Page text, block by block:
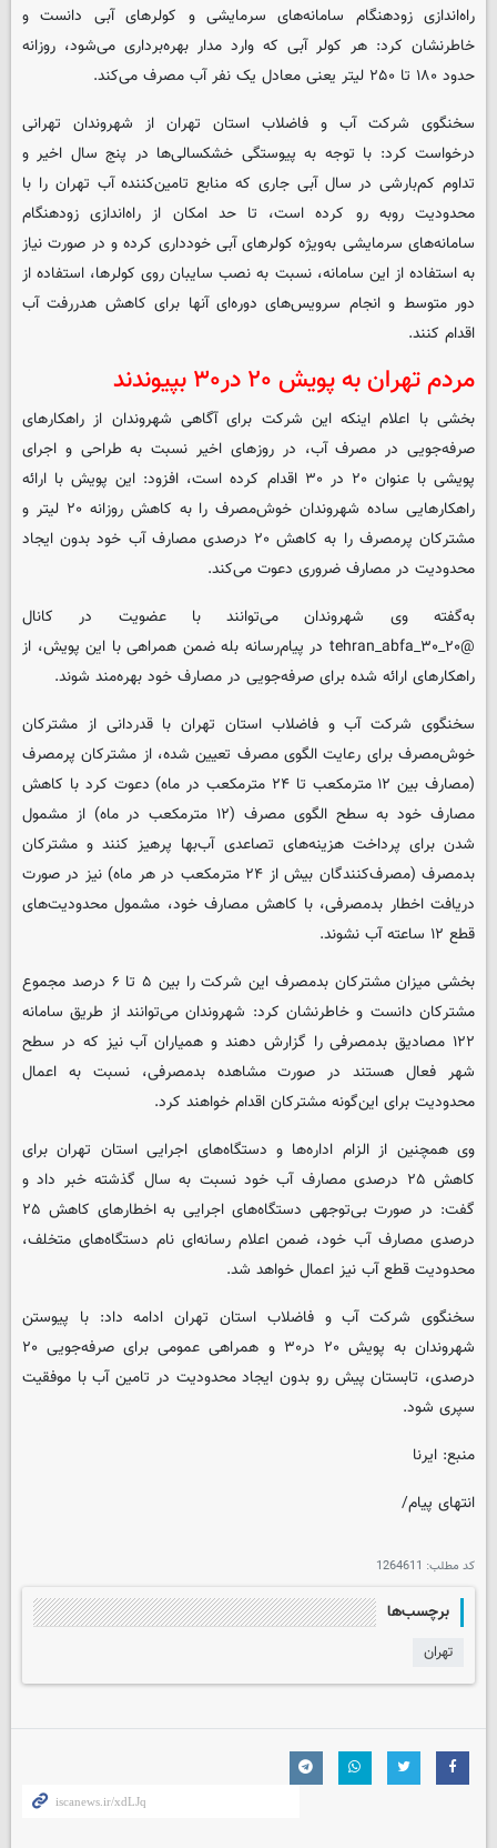
راه‌اندازی زودهنگام سامانه‌های سرمایشی و کولرهای آبی دانست و
خاطرنشان کرد: هر کولر آبی که وارد مدار بهره‌برداری می‌شود، روزانه
حدود ۱۸۰ تا ۲۵۰ لیتر یعنی معادل یک نفر آب مصرف می‌کند.
سخنگوی شرکت آب و فاضلاب استان تهران از شهروندان تهرانی
درخواست کرد: با توجه به پیوستگی خشکسالی‌ها در پنج سال اخیر و
تداوم کم‌بارشی در سال آبی جاری که منابع تامین‌کننده آب تهران را با
محدودیت روبه رو کرده است، تا حد امکان از راه‌اندازی زودهنگام
سامانه‌های سرمایشی به‌ویژه کولرهای آبی خودداری کرده و در صورت نیاز
به استفاده از این سامانه، نسبت به نصب سایبان روی کولرها، استفاده از
دور متوسط و انجام سرویس‌های دوره‌ای آنها برای کاهش هدررفت آب
اقدام کنند.
مردم تهران به پویش ۲۰ در۳۰ بپیوندند
بخشی با اعلام اینکه این شرکت برای آگاهی شهروندان از راهکارهای
صرفه‌جویی در مصرف آب، در روزهای اخیر نسبت به طراحی و اجرای
پویشی با عنوان ۲۰ در ۳۰ اقدام کرده است، افزود: این پویش با ارائه
راهکارهایی ساده شهروندان خوش‌مصرف را به کاهش روزانه ۲۰ لیتر و
مشترکان پرمصرف را به کاهش ۲۰ درصدی مصارف آب خود بدون ایجاد
محدودیت در مصارف ضروری دعوت می‌کند.
به‌گفته وی شهروندان می‌توانند با عضویت در کانال
@۲۰_۳۰_tehran_abfa در پیام‌رسانه بله ضمن همراهی با این پویش، از
راهکارهای ارائه شده برای صرفه‌جویی در مصارف خود بهره‌مند شوند.
سخنگوی شرکت آب و فاضلاب استان تهران با قدردانی از مشترکان
خوش‌مصرف برای رعایت الگوی مصرف تعیین شده، از مشترکان پرمصرف
(مصارف بین ۱۲ مترمکعب تا ۲۴ مترمکعب در ماه) دعوت کرد با کاهش
مصارف خود به سطح الگوی مصرف (۱۲ مترمکعب در ماه) از مشمول
شدن برای پرداخت هزینه‌های تصاعدی آب‌بها پرهیز کنند و مشترکان
بدمصرف (مصرف‌کنندگان بیش از ۲۴ مترمکعب در هر ماه) نیز در صورت
دریافت اخطار بدمصرفی، با کاهش مصارف خود، مشمول محدودیت‌های
قطع ۱۲ ساعته آب نشوند.
بخشی میزان مشترکان بدمصرف این شرکت را بین ۵ تا ۶ درصد مجموع
مشترکان دانست و خاطرنشان کرد: شهروندان می‌توانند از طریق سامانه
۱۲۲ مصادیق بدمصرفی را گزارش دهند و همیاران آب نیز که در سطح
شهر فعال هستند در صورت مشاهده بدمصرفی، نسبت به اعمال
محدودیت برای این‌گونه مشترکان اقدام خواهند کرد.
وی همچنین از الزام اداره‌ها و دستگاه‌های اجرایی استان تهران برای
کاهش ۲۵ درصدی مصارف آب خود نسبت به سال گذشته خبر داد و
گفت: در صورت بی‌توجهی دستگاه‌های اجرایی به اخطارهای کاهش ۲۵
درصدی مصارف آب خود، ضمن اعلام رسانه‌ای نام دستگاه‌های متخلف،
محدودیت قطع آب نیز اعمال خواهد شد.
سخنگوی شرکت آب و فاضلاب استان تهران ادامه داد: با پیوستن
شهروندان به پویش ۲۰ در۳۰ و همراهی عمومی برای صرفه‌جویی ۲۰
درصدی، تابستان پیش رو بدون ایجاد محدودیت در تامین آب با موفقیت
سپری شود.
منبع: ایرنا
انتهای پیام/
کد مطلب: 1264611
برچسب‌ها
تهران